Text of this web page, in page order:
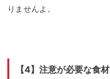
りませんよ。
【4】注意が必要な食材